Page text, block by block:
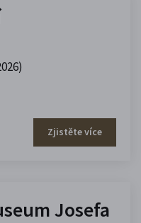
Zjistěte více
Josefa